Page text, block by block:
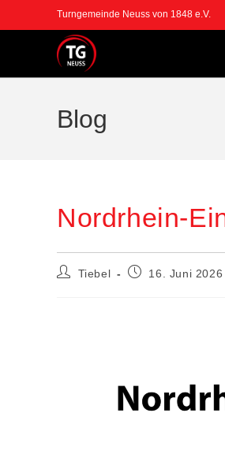
Inhalt
Turngemeinde Neuss von 1848 e.V.
Blog
Nordrhein-
Beitrags-
Tiebel
Beitrag16. Juni 2026